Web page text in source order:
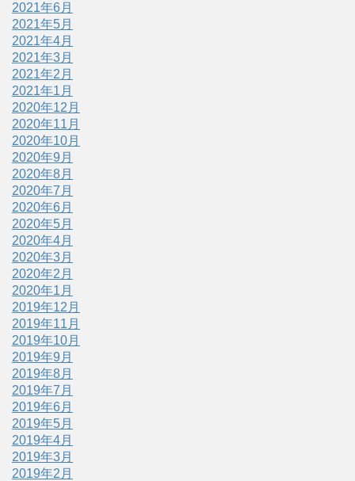
2021年6月
2021年5月
2021年4月
2021年3月
2021年2月
2021年1月
2020年12月
2020年11月
2020年10月
2020年9月
2020年8月
2020年7月
2020年6月
2020年5月
2020年4月
2020年3月
2020年2月
2020年1月
2019年12月
2019年11月
2019年10月
2019年9月
2019年8月
2019年7月
2019年6月
2019年5月
2019年4月
2019年3月
2019年2月